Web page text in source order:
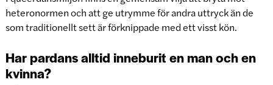
heteronormen och att ge utrymme för andra uttryck än de
som traditionellt sett är förknippade med ett visst kön.
Har pardans alltid inneburit en man och en
kvinna?